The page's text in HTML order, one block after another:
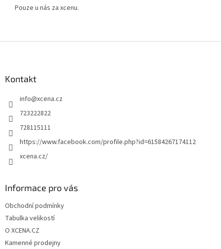
Pouze u nás za xcenu.
Kontakt
info@xcena.cz
723222822
728115111
https://www.facebook.com/profile.php?id=61584267174112
xcena.cz/
Informace pro vás
Obchodní podmínky
Tabulka velikostí
O XCENA.CZ
Kamenné prodejny